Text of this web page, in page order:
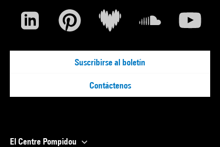
Suscribirse al boletín
Contáctenos
El Centre Pompidou